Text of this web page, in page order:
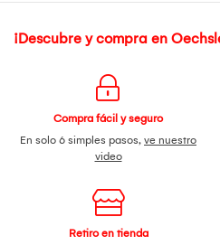
¡Descubre y compra en
Compra fácil y seguro
En solo 6 simples pasos, ve nuestro
video
Retiro en tienda